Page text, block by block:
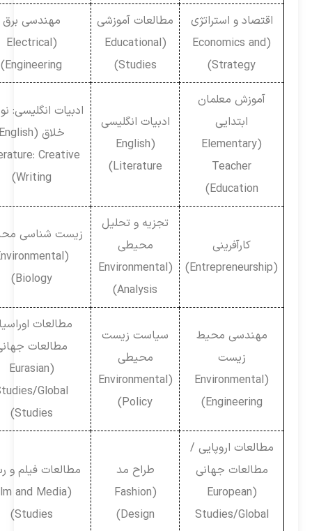
اقتصاد و استراتژی
(Economics and
Strategy)
مطالعات آموزشی
(Educational
Studies)
مهندسی برق
(Electrical
Engineering)
آموزش معلمان
ابتدایی
(Elementary
Teacher
Education)
ادبیات انگلیسی
(English
Literature)
ادبیات انگلیسی: نوشتن
خلاق (English
Literature: Creative
Writing)
کارآفرینی
تجزیه و تحلیل
محیطی
(Environmental
Analysis)
زیست شناسی محیطی
(Environmental
Biology)
مهندسی محیط
(Environmental
Engineering)
سیاست زیست
محیطی
(Environmental
Policy)
مطالعات اوراسیا /
مطالعات جهانی
(Eurasian
Studies/Global
Studies)
مطالعات اروپایی /
مطالعات جهانی
(European
Studies/Global
طراح مد
(Fashion
Design)
مطالعات فیلم و رسانه
(Film and Media
Studies)